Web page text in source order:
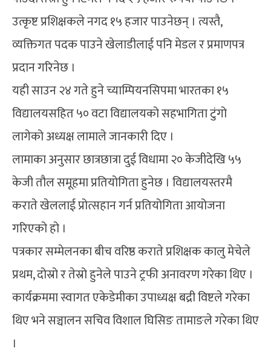
उत्कृष्ट प्रशिक्षकले नगद १५ हजार पाउनेछन् । त्यस्तै,
व्यक्तिगत पदक पाउने खेलाडीलाई पनि मेडल र प्रमाणपत्र
प्रदान गरिनेछ ।
यही साउन २४ गते हुने च्याम्पियनसिपमा भारतका १५
विद्यालयसहित ५० वटा विद्यालयको सहभागिता टुंगो
लागेको अध्यक्ष लामाले जानकारी दिए ।
लामाका अनुसार छात्रछात्रा दुई विधामा २० केजीदेखि ५५
केजी तौल समूहमा प्रतियोगिता हुनेछ । विद्यालयस्तरमै
कराते खेललाई प्रोत्सहान गर्न प्रतियोगिता आयोजना
गरिएको हो ।
पत्रकार सम्मेलनका बीच वरिष्ठ कराते प्रशिक्षक कालु मेचेले
प्रथम, दोस्रो र तेस्रो हुनेले पाउने ट्रफी अनावरण गरेका थिए ।
कार्यक्रममा स्वागत एकेडेमीका उपाध्यक्ष बद्री विष्टले गरेका
थिए भने सञ्चालन सचिव विशाल घिसिङ तामाङले गरेका थिए
।